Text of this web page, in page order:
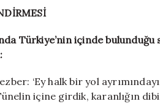
Türkiye’nin içinde
‘Ey halk bir yol
içine girdik, karanlığın